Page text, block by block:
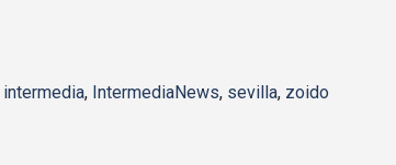
intermedia, IntermediaNews, sevilla, zoido